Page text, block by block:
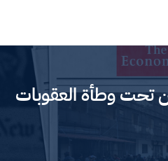
تحت وطأة العقوبات